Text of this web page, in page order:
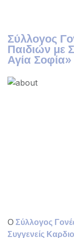
Σύλλογος
Παιδιών με
Αγία Σοφία»
Ο Σύλλογος
Συγγενείς